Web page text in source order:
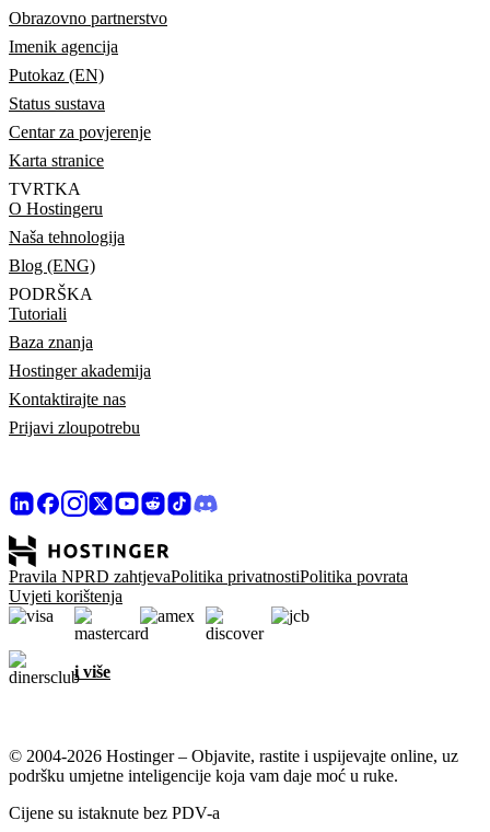
Obrazovno partnerstvo
Imenik agencija
Putokaz (EN)
Status sustava
Centar za povjerenje
Karta stranice
TVRTKA
O Hostingeru
Naša tehnologija
Blog (ENG)
PODRŠKA
Tutoriali
Baza znanja
Hostinger akademija
Kontaktirajte nas
Prijavi zloupotrebu
Pravila NPRD zahtjevaPolitika privatnostiPolitika povrata
Uvjeti korištenja
i više
© 2004-2026 Hostinger – Objavite, rastite i uspijevajte online, uz
podršku umjetne inteligencije koja vam daje moć u ruke.
Cijene su istaknute bez PDV-a